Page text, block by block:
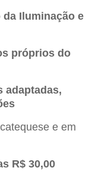
da Iluminação e
próprios do
adaptadas,
e em
R$ 30,00